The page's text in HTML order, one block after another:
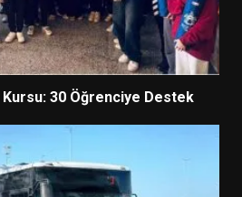
Kursu: 30 Öğrenciye Destek